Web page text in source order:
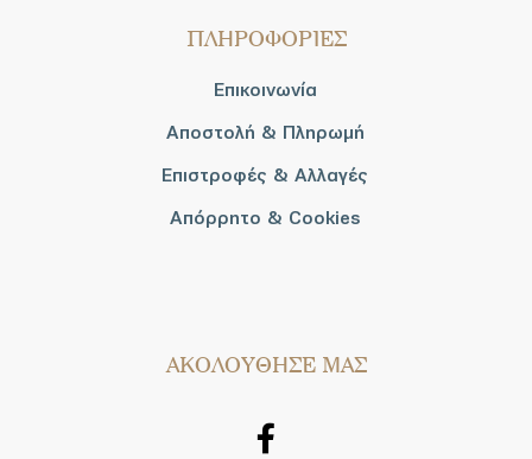
ΠΛΗΡΟΦΟΡΙΕΣ
Επικοινωνία
Αποστολή & Πληρωμή
Επιστροφές & Αλλαγές
Απόρρητο & Cookies
AΚΟΛΟΥΘΗΣΕ ΜΑΣ